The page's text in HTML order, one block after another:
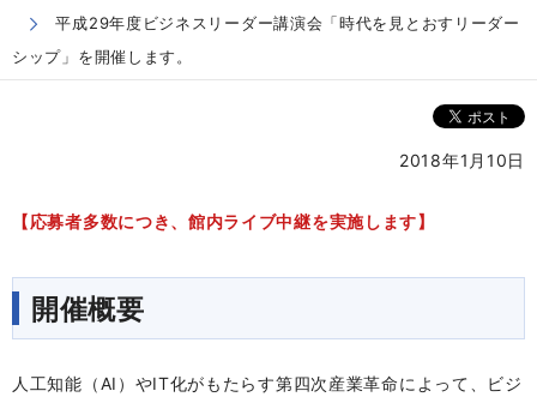
平成29年度ビジネスリーダー講演会「時代を見とおすリーダー
シップ」を開催します。
2018年1月10日
【応募者多数につき、館内ライブ中継を実施します】
開催概要
人工知能（AI）やIT化がもたらす第四次産業革命によって、ビジ